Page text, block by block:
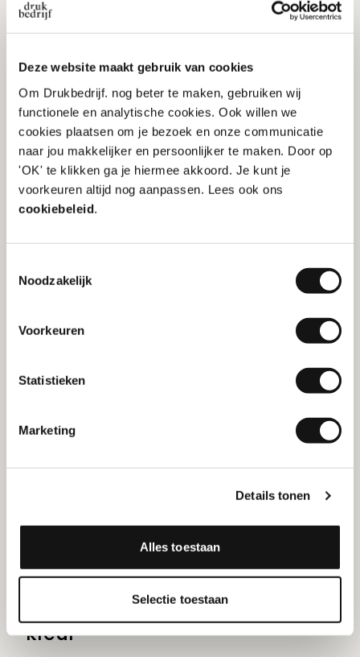
Deze website maakt gebruik van cookies
Om Drukbedrijf. nog beter te maken, gebruiken wij
functionele en analytische cookies. Ook willen we
cookies plaatsen om je bezoek en onze communicatie
naar jou makkelijker en persoonlijker te maken. Door op
'OK' te klikken ga je hiermee akkoord. Je kunt je
voorkeuren altijd nog aanpassen. Lees ook ons
cookiebeleid.
Noodzakelijk
Voorkeuren
Statistieken
Marketing
Details tonen
Alles toestaan
Selectie toestaan
dan tape
achter. Een webcam cover is de professionele en
duurzame oplossing:
Simpel te schuiven: camera open of dicht
wanneer jij wilt
Geen lijm of beschadiging van je apparaat
Personaliseerbaar met je eigen logo of kleur
Voor wie is een webcam cover
interessant?
Een webcam cover is een kleine investering met
grote impact, en voor veel situaties verrassend
: Bescherm bedrijfsdata en creëer een
Thuiswerkers
: Meer rust en privacy tijdens online
Onderwijs: Voorkom ongewenst meekijken
: Webcamcovers als bedrukte
Kies je eigen stijl: 5 modellen in
kleur